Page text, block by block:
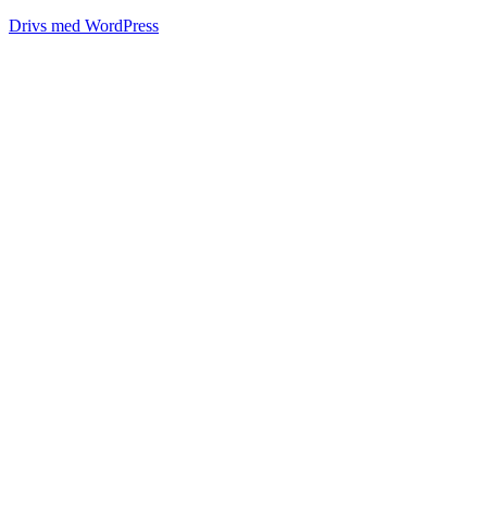
Drivs med WordPress